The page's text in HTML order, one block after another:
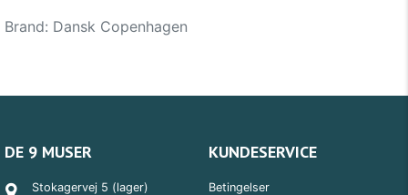
Brand: Dansk Copenhagen
DE 9 MUSER
Stokagervej 5 (lager)
KUNDESERVICE
Betingelser